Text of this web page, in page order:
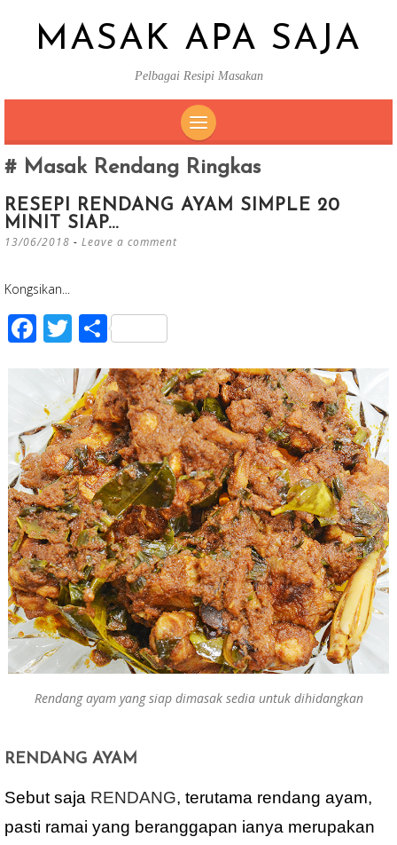
MASAK APA SAJA
Pelbagai Resipi Masakan
TO
CONTENT
Masak Rendang Ringkas
RESEPI RENDANG AYAM SIMPLE 20
MINIT SIAP…
13/06/2018 Leave a comment
Kongsikan...
F
b
o
o
k
T
tt
er
S
ar
e
Rendang ayam yang siap dimasak sedia untuk dihidangkan
RENDANG AYAM
Sebut saja RENDANG, terutama rendang ayam,
pasti ramai yang beranggapan ianya merupakan